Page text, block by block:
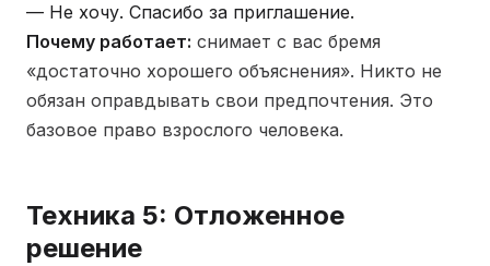
— Не хочу. Спасибо за приглашение.
Почему работает: снимает с вас бремя
«достаточно хорошего объяснения». Никто не
обязан оправдывать свои предпочтения. Это
базовое право взрослого человека.
Техника 5: Отложенное
решение